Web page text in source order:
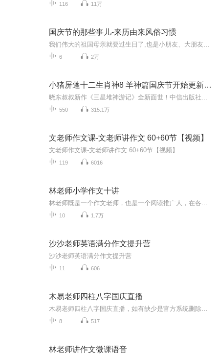
116 11万
国庆节的那些事儿-来历由来风俗习惯
6 2万
小猪屏蓬十二生肖神8 羊神篇国庆节开始更新啦！
550 315.1万
文老师作文课-文老师讲作文 60+60节【视频】
文老师作文课-文老师讲作文 60+60节【视频】
119 6016
林老师小学作文十讲
10 1.7万
沙沙老师英语满分作文提升营
沙沙老师英语满分作文提升营
11 606
木易老师四柱八字国庆直播
8 517
林老师讲作文微课语音